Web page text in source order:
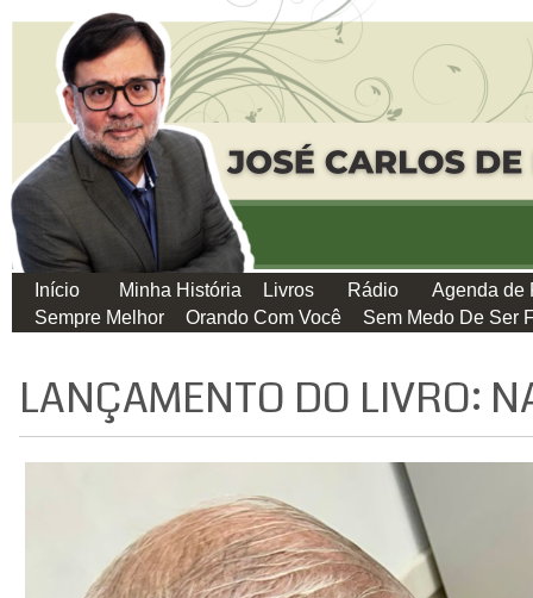
Início Minha História Livros Rádio
Agenda de
Sempre Melhor
Orando Com Você Sem Medo De Ser
LANÇAMENTO DO LIVRO: